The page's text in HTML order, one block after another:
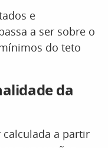
e
a ser sobre o
do teto
da
calculada a partir